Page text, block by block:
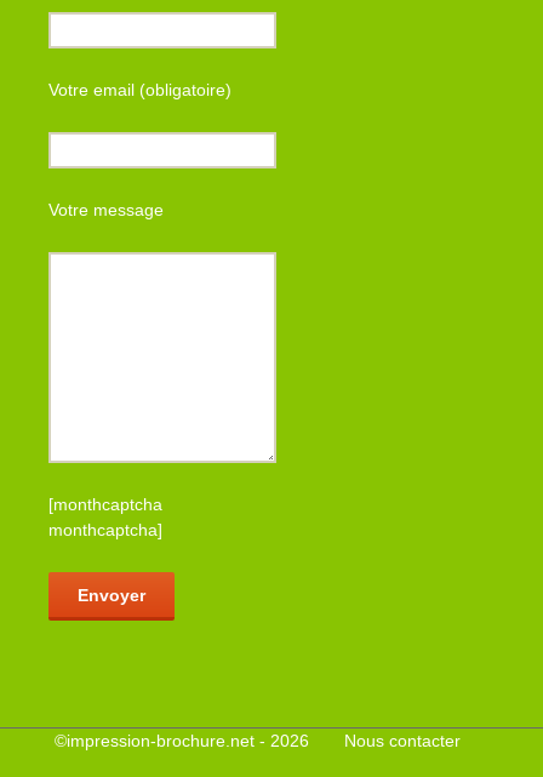
Votre email (obligatoire)
Votre message
[monthcaptcha
monthcaptcha]
©impression-brochure.net - 2026 Nous contacter